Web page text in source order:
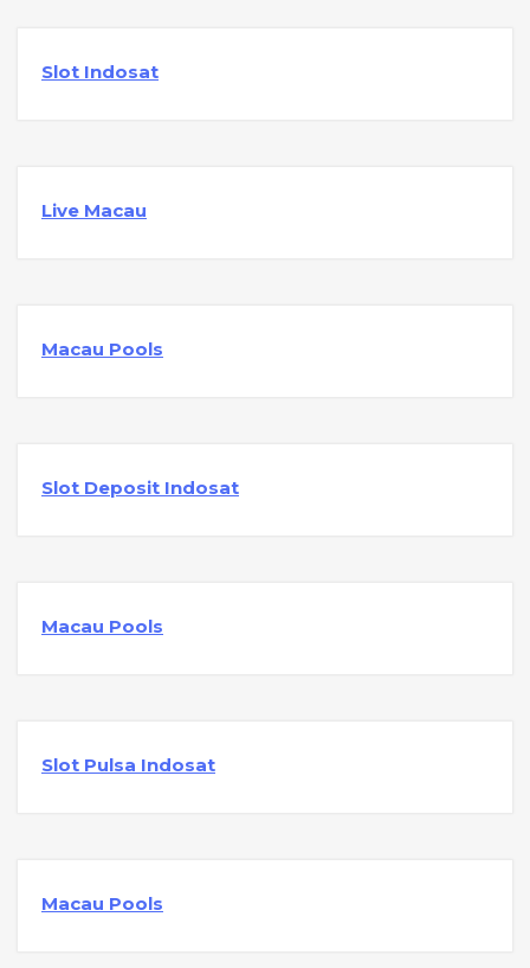
Slot Indosat
Live Macau
Macau Pools
Slot Deposit Indosat
Macau Pools
Slot Pulsa Indosat
Macau Pools